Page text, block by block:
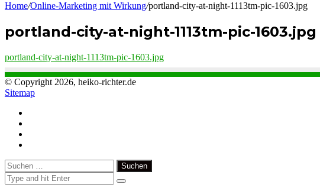
Home/Online-Marketing mit Wirkung/portland-city-at-night-1113tm-pic-1603.jpg
portland-city-at-night-1113tm-pic-1603.jpg
portland-city-at-night-1113tm-pic-1603.jpg
© Copyright 2026, heiko-richter.de
Sitemap
Close
Suchen
nach: